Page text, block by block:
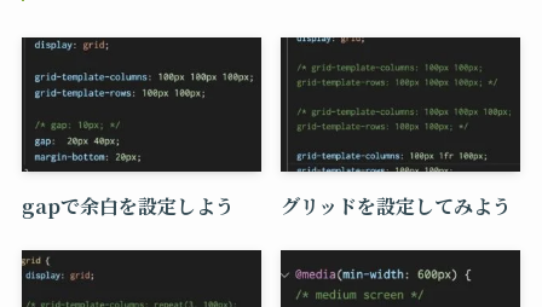
gapで余白を設定しよう グリッドを設定してみよう